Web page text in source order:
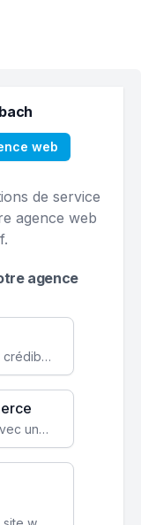
web
de service
agence web
agence
Augmentez votre visibilité et crédibilité en ligne avec un site web performant, conçu pour attirer plus de clients.
Transformez votre activité avec une boutique en ligne, accessible à l'échelle mondiale 24/7.